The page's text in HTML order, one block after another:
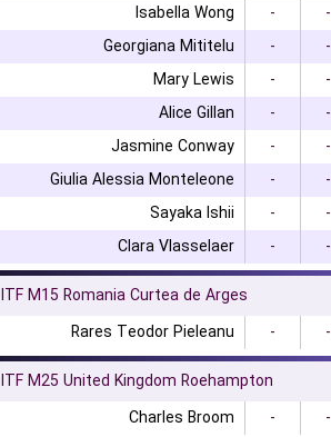
Isabella Wong
- -
Georgiana Mititelu
- -
Mary Lewis
- -
Alice Gillan
- -
Jasmine Conway
- -
Giulia Alessia Monteleone
- -
Sayaka Ishii
- -
Clara Vlasselaer
- -
ITF M15 Romania Curtea de Arges
Rares Teodor Pieleanu
- -
ITF M25 United Kingdom Roehampton
Charles Broom
- -